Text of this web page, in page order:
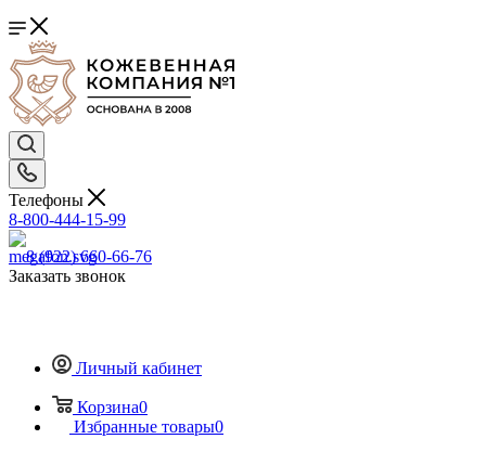
Телефоны
8-800-444-15-99
8 (922) 660-66-76
Заказать звонок
Личный кабинет
Корзина0
Избранные товары0